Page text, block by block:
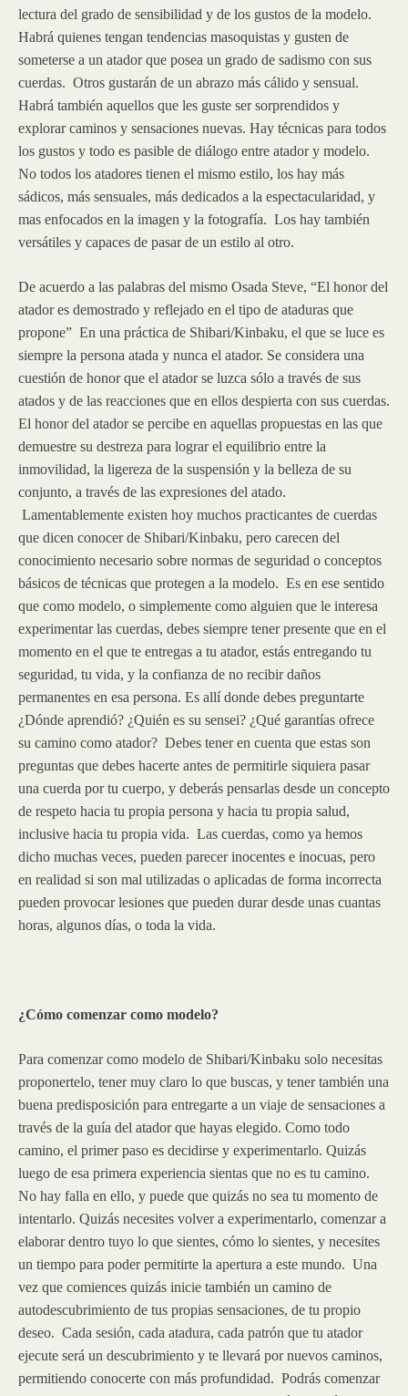
lectura del grado de sensibilidad y de los gustos de la modelo.
Habrá quienes tengan tendencias masoquistas y gusten de
someterse a un atador que posea un grado de sadismo con sus
cuerdas. Otros gustarán de un abrazo más cálido y sensual.
Habrá también aquellos que les guste ser sorprendidos y
explorar caminos y sensaciones nuevas. Hay técnicas para todos
los gustos y todo es pasible de diálogo entre atador y modelo.
No todos los atadores tienen el mismo estilo, los hay más
sádicos, más sensuales, más dedicados a la espectacularidad, y
mas enfocados en la imagen y la fotografía. Los hay también
versátiles y capaces de pasar de un estilo al otro.
De acuerdo a las palabras del mismo Osada Steve, “El honor del
atador es demostrado y reflejado en el tipo de ataduras que
propone” En una práctica de Shibari/Kinbaku, el que se luce es
siempre la persona atada y nunca el atador. Se considera una
cuestión de honor que el atador se luzca sólo a través de sus
atados y de las reacciones que en ellos despierta con sus cuerdas.
El honor del atador se percibe en aquellas propuestas en las que
demuestre su destreza para lograr el equilibrio entre la
inmovilidad, la ligereza de la suspensión y la belleza de su
conjunto, a través de las expresiones del atado.
Lamentablemente existen hoy muchos practicantes de cuerdas
que dicen conocer de Shibari/Kinbaku, pero carecen del
conocimiento necesario sobre normas de seguridad o conceptos
básicos de técnicas que protegen a la modelo. Es en ese sentido
que como modelo, o simplemente como alguien que le interesa
experimentar las cuerdas, debes siempre tener presente que en el
momento en el que te entregas a tu atador, estás entregando tu
seguridad, tu vida, y la confianza de no recibir daños
permanentes en esa persona. Es allí donde debes preguntarte
¿Dónde aprendió? ¿Quién es su sensei? ¿Qué garantías ofrece
su camino como atador? Debes tener en cuenta que estas son
preguntas que debes hacerte antes de permitirle siquiera pasar
una cuerda por tu cuerpo, y deberás pensarlas desde un concepto
de respeto hacia tu propia persona y hacia tu propia salud,
inclusive hacia tu propia vida. Las cuerdas, como ya hemos
dicho muchas veces, pueden parecer inocentes e inocuas, pero
en realidad si son mal utilizadas o aplicadas de forma incorrecta
pueden provocar lesiones que pueden durar desde unas cuantas
horas, algunos días, o toda la vida.
¿Cómo comenzar como modelo?
Para comenzar como modelo de Shibari/Kinbaku solo necesitas
proponertelo, tener muy claro lo que buscas, y tener también una
buena predisposición para entregarte a un viaje de sensaciones a
través de la guía del atador que hayas elegido. Como todo
camino, el primer paso es decidirse y experimentarlo. Quizás
luego de esa primera experiencia sientas que no es tu camino.
No hay falla en ello, y puede que quizás no sea tu momento de
intentarlo. Quizás necesites volver a experimentarlo, comenzar a
elaborar dentro tuyo lo que sientes, cómo lo sientes, y necesites
un tiempo para poder permitirte la apertura a este mundo. Una
vez que comiences quizás inicie también un camino de
autodescubrimiento de tus propias sensaciones, de tu propio
deseo. Cada sesión, cada atadura, cada patrón que tu atador
ejecute será un descubrimiento y te llevará por nuevos caminos,
permitiendo conocerte con más profundidad. Podrás comenzar